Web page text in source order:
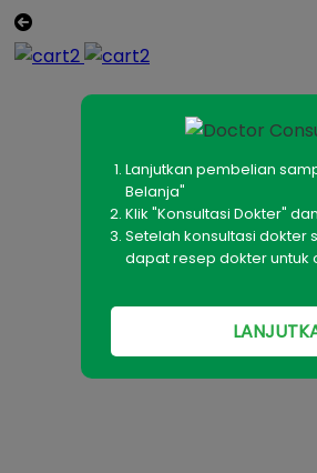
Lanjutkan pembelian
Belanja"
Klik "Konsultasi Dokter"
Setelah konsultasi dokter
dapat resep dokter untuk